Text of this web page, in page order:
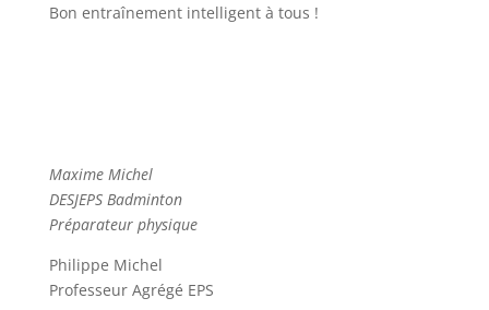
Bon entraînement intelligent à tous !
Maxime Michel
DESJEPS Badminton
Préparateur physique
Philippe Michel
Professeur Agrégé EPS